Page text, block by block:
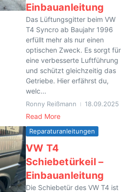
Einbauanleitung
Das Lüftungsgitter beim VW
T4 Syncro ab Baujahr 1996
erfüllt mehr als nur einen
optischen Zweck. Es sorgt für
eine verbesserte Luftführung
und schützt gleichzeitig das
Getriebe. Hier erfährst du,
welc...
Ronny Reißmann 18.09.2025
Read More
Reparaturanleitungen
VW T4
Schiebetürkeil –
Einbauanleitung
Die Schiebetür des VW T4 ist